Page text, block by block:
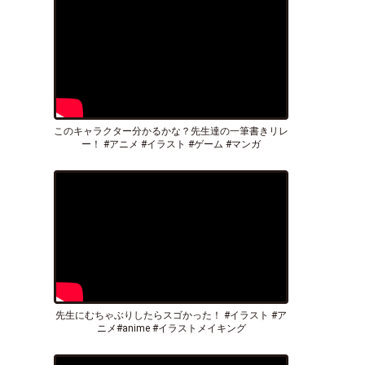
このキャラクター分かるかな？先生達の一筆書きリレ
ー！ #アニメ #イラスト #ゲーム #マンガ
先生にむちゃぶりしたらスゴかった！ #イラスト #ア
ニメ#anime #イラストメイキング